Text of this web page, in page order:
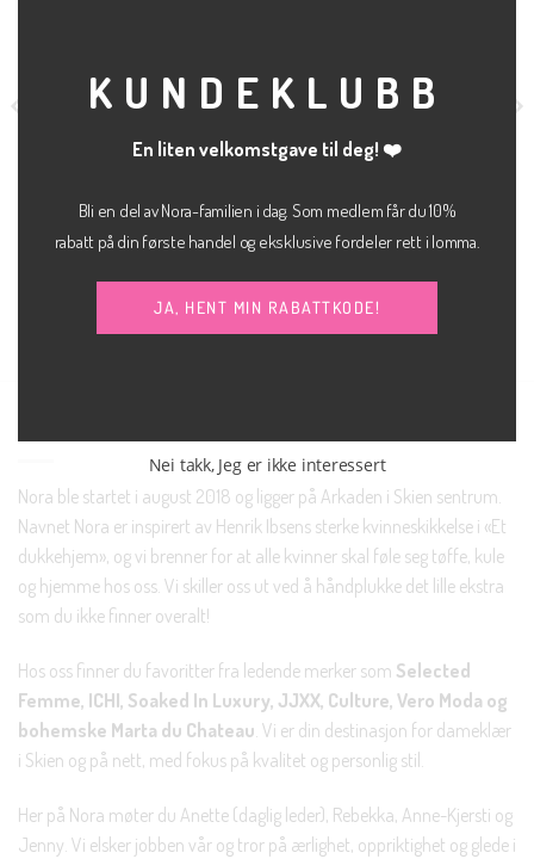
kr700.00 KLÆR
kr200.00
SELECTED FEMME
Nora ble startet i august 2018 og ligger på Arkaden i Skien sentrum.
Navnet Nora er inspirert av Henrik Ibsens sterke kvinneskikkelse i «Et
dukkehjem», og vi brenner for at alle kvinner skal føle seg tøffe, kule
og hjemme hos oss. Vi skiller oss ut ved å håndplukke det lille ekstra
som du ikke finner overalt!
Hos oss finner du favoritter fra ledende merker som Selected
Femme, ICHI, Soaked In Luxury, JJXX, Culture, Vero Moda og
bohemske Marta du Chateau. Vi er din destinasjon for dameklær
i Skien og på nett, med fokus på kvalitet og personlig stil.
Her på Nora møter du Anette (daglig leder), Rebekka, Anne-Kjersti og
Jenny. Vi elsker jobben vår og tror på ærlighet, oppriktighet og glede i
KUNDEKLUBB
En liten velkomstgave til deg! ❤️
Bli en del av Nora-familien i dag. Som medlem får du 10%
rabatt på din første handel og eksklusive fordeler rett i lomma.
JA, HENT MIN RABATTKODE!
Nei takk, Jeg er ikke interessert